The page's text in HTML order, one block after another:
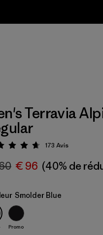
Terravia
Évaluation: 4.7 / 5
173 Avis
€ 96 (40% de
Smolder Blue
Promo